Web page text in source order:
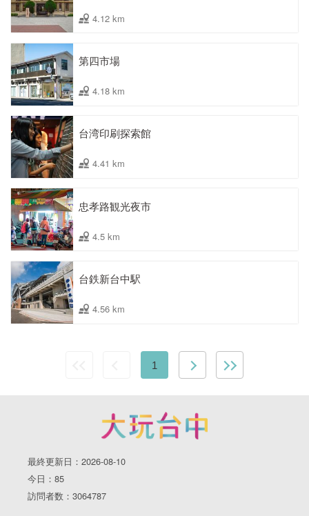
4.12 km
第四市場
4.18 km
台湾印刷探索館
4.41 km
忠孝路観光夜市
4.5 km
台鉄新台中駅
4.56 km
1
最終更新日：2026-08-10
今日：85
訪問者数：3064787